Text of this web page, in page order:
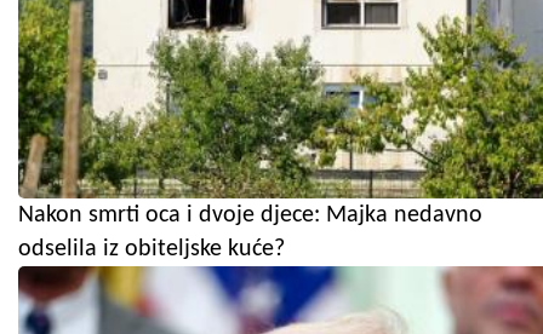
Nakon smrti oca i dvoje djece: Majka nedavno
odselila iz obiteljske kuće?